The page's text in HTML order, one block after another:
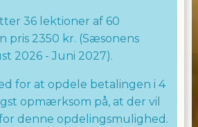
36 lektioner af 60
pris 2350 kr. (Sæsonens
2026 - Juni 2027).
for at opdele betalingen i 4
opmærksom på, at der vil
denne opdelingsmulighed.